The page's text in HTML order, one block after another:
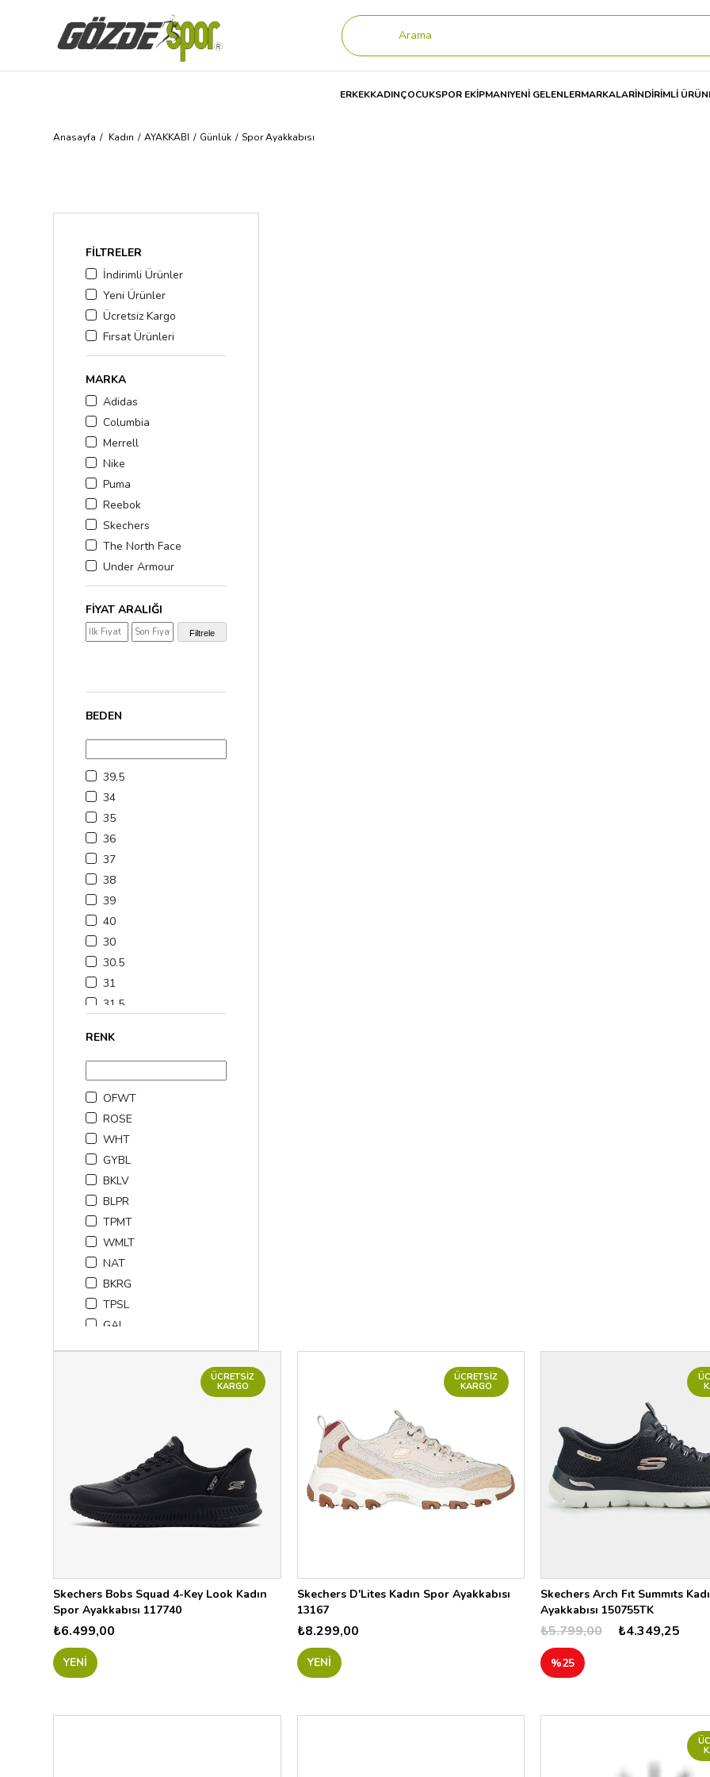
ERKEKKADINÇOCUKSPOR EKİPMANIYENİ GELENLERMARKALARİNDİRİMLİ
Anasayfa Kadın AYAKKABI Günlük Spor Ayakkabısı
FILTRELER
İndirimli Ürünler
Yeni Ürünler
Ücretsiz Kargo
Fırsat Ürünleri
MARKA
Adidas
Columbia
Merrell
Nike
Puma
Reebok
Skechers
The North Face
Under Armour
FIYAT ARALIĞI
Filtrele
BEDEN
39,5
34
35
36
37
38
39
40
30
30.5
31
31.5
33
33.5
36.5
37.5
38.5
39.5
40.5
41
41,5
41.5
42
42.5
43
44
RENK
OFWT
ROSE
WHT
GYBL
BKLV
BLPR
TPMT
WMLT
NAT
BKRG
TPSL
GAL
WBKS
MULT
33141
105
11913
13
BKPR
GYPK
Skechers Bobs Squad 4-Key Look Kadın
Spor Ayakkabısı 117740
₺6.499,00
ÜCRETSIZ
KARGO
YENI
Skechers D'Lites Kadın Spor Ayakkabısı
13167
₺8.299,00
ÜCRETSIZ
KARGO
YENI
Skechers Arch Fıt Summıts
Ayakkabısı 150755TK
₺4.349,25
₺5.799,00
%25